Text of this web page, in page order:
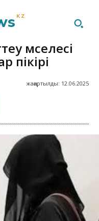
KZ
мәселесі
пікірі
жаңартылды: 12.06.2025